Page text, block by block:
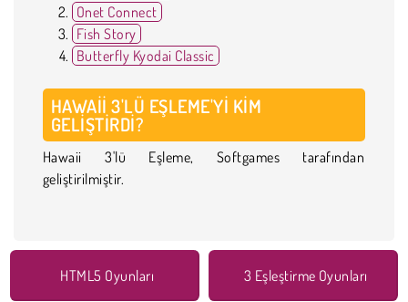
Onet Connect
Fish Story
Butterfly Kyodai Classic
HAWAII 3'LÜ EŞLEME'YI KIM
GELIŞTIRDI?
Hawaii 3'lü Eşleme, Softgames tarafından
geliştirilmiştir.
HTML5 Oyunları 3 Eşleştirme Oyunları